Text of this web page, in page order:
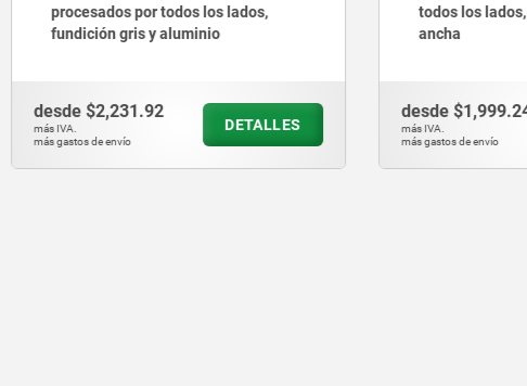
procesados por todos los lados,
fundición gris y aluminio
desde $2,231.92
más IVA.
más gastos de envío
DETALLES
todos los
ancha
desde
más IVA.
más gastos de envío